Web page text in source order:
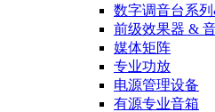
数字调音台系列
前级效果器 &
媒体矩阵
专业功放
电源管理设备
有源专业音箱